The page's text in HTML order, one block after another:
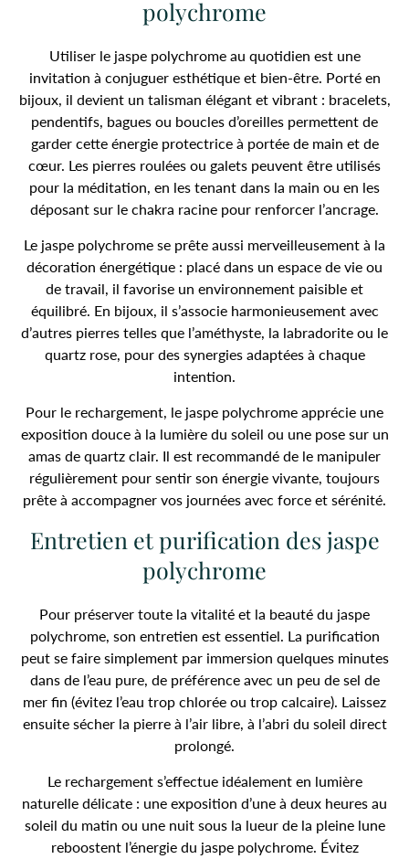
polychrome
Utiliser le jaspe polychrome au quotidien est une
invitation à conjuguer esthétique et bien-être. Porté en
bijoux, il devient un talisman élégant et vibrant : bracelets,
pendentifs, bagues ou boucles d’oreilles permettent de
garder cette énergie protectrice à portée de main et de
cœur. Les pierres roulées ou galets peuvent être utilisés
pour la méditation, en les tenant dans la main ou en les
déposant sur le chakra racine pour renforcer l’ancrage.
Le jaspe polychrome se prête aussi merveilleusement à la
décoration énergétique : placé dans un espace de vie ou
de travail, il favorise un environnement paisible et
équilibré. En bijoux, il s’associe harmonieusement avec
d’autres pierres telles que l’améthyste, la labradorite ou le
quartz rose, pour des synergies adaptées à chaque
intention.
Pour le rechargement, le jaspe polychrome apprécie une
exposition douce à la lumière du soleil ou une pose sur un
amas de quartz clair. Il est recommandé de le manipuler
régulièrement pour sentir son énergie vivante, toujours
prête à accompagner vos journées avec force et sérénité.
Entretien et purification des jaspe
polychrome
Pour préserver toute la vitalité et la beauté du jaspe
polychrome, son entretien est essentiel. La purification
peut se faire simplement par immersion quelques minutes
dans de l’eau pure, de préférence avec un peu de sel de
mer fin (évitez l’eau trop chlorée ou trop calcaire). Laissez
ensuite sécher la pierre à l’air libre, à l’abri du soleil direct
prolongé.
Le rechargement s’effectue idéalement en lumière
naturelle délicate : une exposition d’une à deux heures au
soleil du matin ou une nuit sous la lueur de la pleine lune
reboostent l’énergie du jaspe polychrome. Évitez